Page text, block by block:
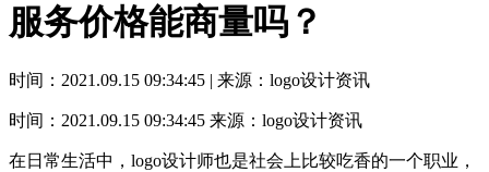
服务价格能商量吗？
时间：2021.09.15 09:34:45 | 来源：logo设计资讯
时间：2021.09.15 09:34:45 来源：logo设计资讯
在日常生活中，logo设计师也是社会上比较吃香的一个职业，